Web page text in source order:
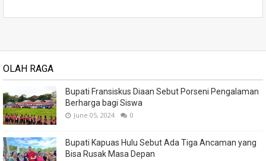
OLAH RAGA
Bupati Fransiskus Diaan Sebut Porseni Pengalaman
Berharga bagi Siswa
June 05, 2024 0
Bupati Kapuas Hulu Sebut Ada Tiga Ancaman yang
Bisa Rusak Masa Depan